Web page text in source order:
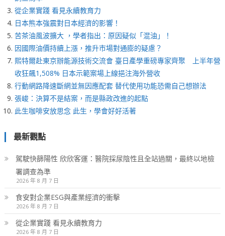
從企業實踐 看見永續教育力
日本熊本強震對日本經濟的影響！
苦茶油風波擴大 ，學者指出：原因疑似「混油」！
因國際油價持續上漲，推升市場對通膨的疑慮？
熙特爾赴東京辦能源技術交流會 臺日產學重磅專家齊聚 上半年營
收狂飆1,508% 日本示範案場上線挹注海外營收
行動網路降速斷網並無因應配套 替代使用功能恐需自己想辦法
張峻：決算不是結案，而是縣政改進的起點
此生咖啡安放思念 此生，學會好好活著
最新觀點
駕駛快篩陽性 欣欣客運：醫院採尿陰性且全站過關，最終以地檢
署調查為準
2026 年 8 月 7 日
食安對企業ESG與產業經濟的衝擊
2026 年 8 月 7 日
從企業實踐 看見永續教育力
2026 年 8 月 7 日